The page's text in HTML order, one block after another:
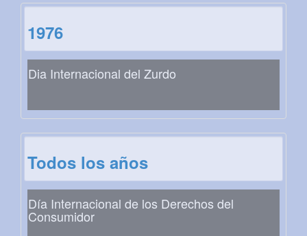
1976
Dia Internacional del Zurdo
Todos los años
Día Internacional de los Derechos del
Consumidor